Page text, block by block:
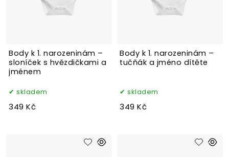
Body k 1. narozeninám –
sloníček s hvězdičkami a
jménem
skladem
349 Kč
Body k 1. narozeninám –
tučňák a jméno dítěte
skladem
349 Kč